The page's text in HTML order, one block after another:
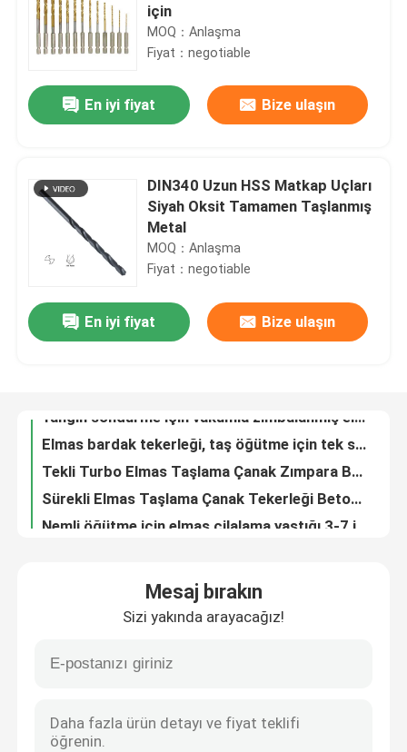
Hakkımızda
Kalite kontrol
Bizimle iletişime geçin
Bir teklif isteği
Duvarcılık Matkap Ucu
için
MOQ：Anlaşma
Fiyat：negotiable
En iyi fiyat Bize ulaşın
DIN340 Uzun HSS Matkap Uçları
Siyah Oksit Tamamen Taşlanmış
Metal
MOQ：Anlaşma
Fiyat：negotiable
En iyi fiyat Bize ulaşın
Granit Beton Mermer için Soğuk Baskı Elmas Çakma Kılıçları
Mesaj bırakın
Sizi yakında arayacağız!